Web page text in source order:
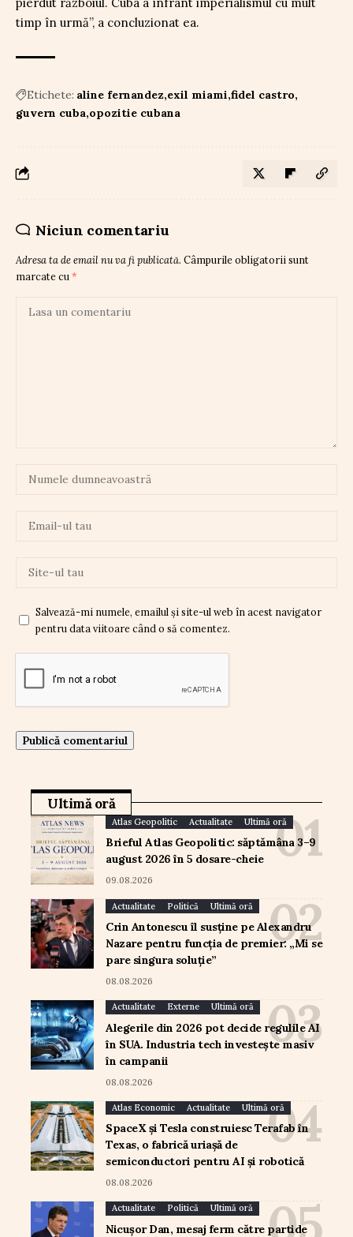
timp în urmă”, a concluzionat ea.
Etichete: aline fernandez exil miami fidel castro
guvern cuba opozitie cubana
Niciun comentariu
Adresa ta de email nu va fi publicată. Câmpurile obligatorii sunt
marcate cu *
Salvează-mi numele, emailul și site-ul web în acest navigator
pentru data viitoare când o să comentez.
Ultimă oră
Atlas Geopolitic Actualitate Ultimă oră
Brieful Atlas Geopolitic: săptămâna 3–9
august 2026 în 5 dosare-cheie
09.08.2026
Actualitate Politică Ultimă oră
Crin Antonescu îl susține pe Alexandru
Nazare pentru funcția de premier: „Mi se
pare singura soluție”
08.08.2026
Actualitate Externe Ultimă oră
Alegerile din 2026 pot decide regulile AI
în SUA. Industria tech investește masiv
în campanii
08.08.2026
Atlas Economic Actualitate Ultimă oră
SpaceX și Tesla construiesc Terafab în
Texas, o fabrică uriașă de
semiconductori pentru AI și robotică
08.08.2026
Actualitate Politică Ultimă oră
Nicușor Dan, mesaj ferm către partide